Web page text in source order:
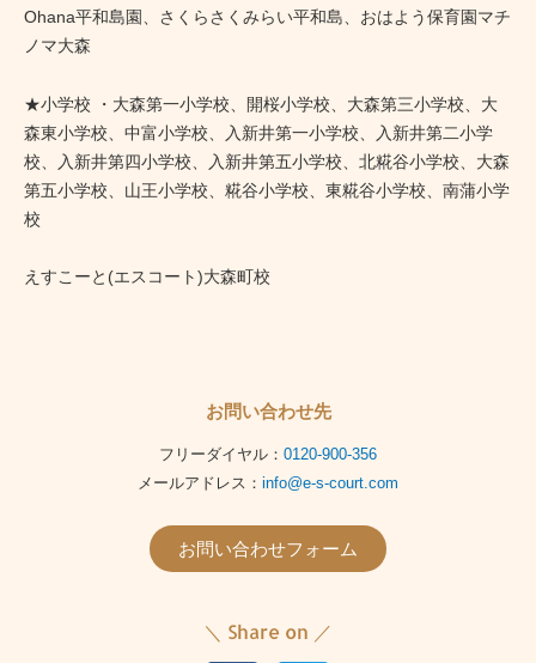
Ohana平和島園、さくらさくみらい平和島、おはよう保育園マチ
ノマ大森
★小学校 ・大森第一小学校、開桜小学校、大森第三小学校、大
森東小学校、中富小学校、入新井第一小学校、入新井第二小学
校、入新井第四小学校、入新井第五小学校、北糀谷小学校、大森
第五小学校、山王小学校、糀谷小学校、東糀谷小学校、南蒲小学
校
えすこーと(エスコート)大森町校
お問い合わせ先
フリーダイヤル： 0120-900-356
メールアドレス： info@e-s-court.com
お問い合わせフォーム
＼ Share on ／